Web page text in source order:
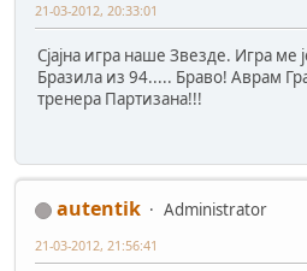
21-03-2012, 20:33:01
Сјајна игра наше Звезде. Игра ме
Бразила из 94..... Браво! Аврам
тренера Партизана!!!
autentik
Administrator
21-03-2012, 21:56:41